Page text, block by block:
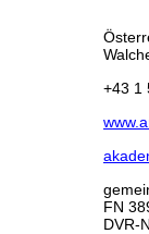
+43 1
FN
DVR-